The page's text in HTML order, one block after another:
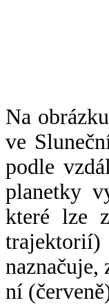
Na
ve
podle
planetky
které lze
trajektorií)
naznačuje,
ní